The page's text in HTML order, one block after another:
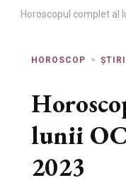
Horoscopul complet al
HOROSCOP ȘTIRI
lunii
2023